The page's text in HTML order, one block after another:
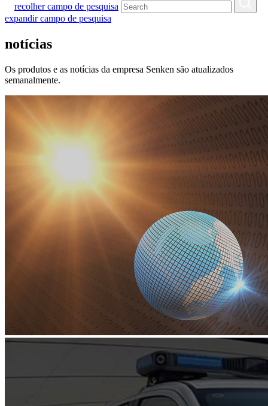
recolher campo de pesquisa
expandir campo de pesquisa
notícias
Os produtos e as notícias da empresa Senken são atualizados
semanalmente.